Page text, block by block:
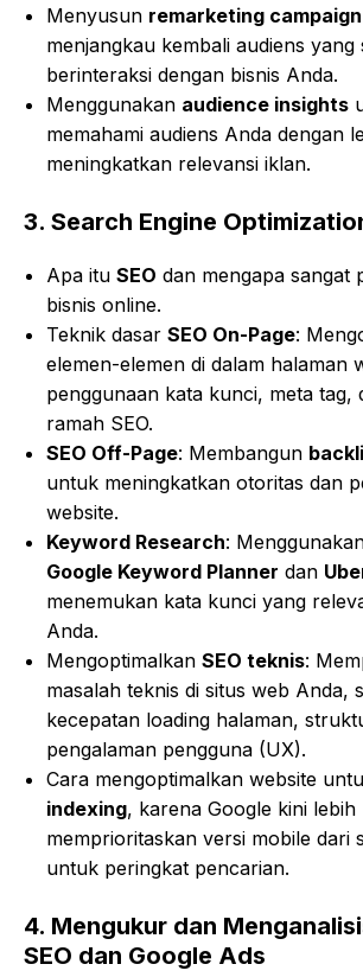
Menyusun remarketing campaign
menjangkau kembali audiens yang
berinteraksi dengan bisnis Anda.
Menggunakan audience insights
memahami audiens Anda dengan
meningkatkan relevansi iklan.
3. Search Engine
Apa ituSEO dan mengapa sangat
bisnis online.
Teknik dasarSEO On-Page:
elemen-elemen di dalam halaman
penggunaan kata kunci, meta tag,
ramah SEO.
SEO Off-Page: Membangun
untuk meningkatkan otoritas dan
website.
Keyword Research:
Google Keyword Planner dan
menemukan kata kunci yang
Anda.
MengoptimalkanSEO teknis:
masalah teknis di situs web Anda,
kecepatan loading halaman,
pengalaman pengguna (UX).
Cara mengoptimalkan website
indexing, karena Google kini lebih
memprioritaskan versi mobile dari
untuk peringkat pencarian.
4. Mengukur dan
SEO dan Google Ads